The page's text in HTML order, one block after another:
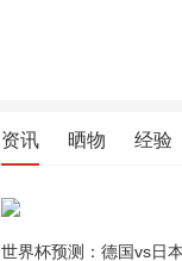
资讯 晒物 经验